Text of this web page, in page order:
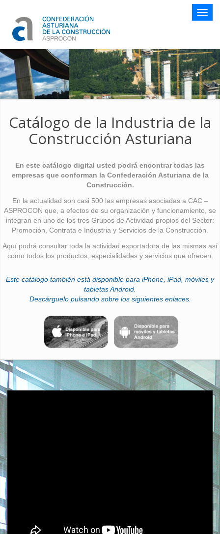
Botón
Catálogo de la Industria de la
Construcción Asturiana
En este catálogo digital usted podrá encontrar todas las
empresas que conforman la Confederación Asturiana de la
Construcción.
En la actualidad son casi 500 las empresas asociadas a CAC –
ASPROCON que, a efectos de su organización y funcionamiento, se
integran en uno de los tres Grupos de Actividad propios del Sector:
Promoción, Contrata e Industria y Servicios de la Construcción.
Aquí podrá consultar toda la actividad exportadora de las mismas así
como todos los productos, especialidades y servicios que ofrecen.
Este catálogo también está disponible para iPhone, iPad, móviles y
tabletas Android.
Descárguelo pulsando sobre los siguientes enlaces.